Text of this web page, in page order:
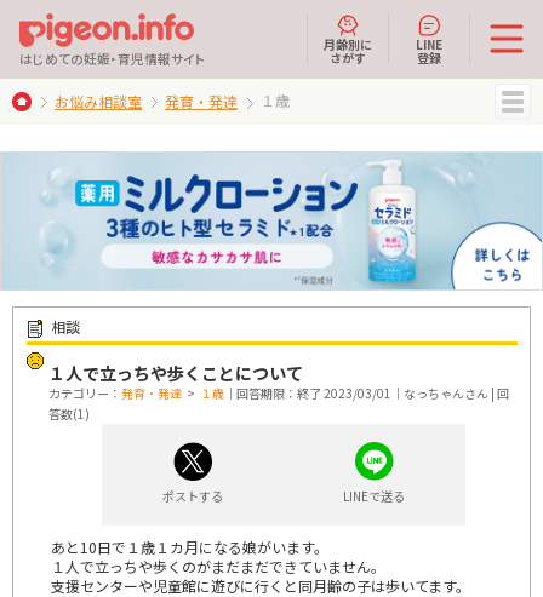
はじめての妊娠・育児情報サイト
月齢別に
さがす
LINE
登録
お悩み相談室 発育・発達 １歳
相談
１人で立っちや歩くことについて
カテゴリー： 発育・発達 > １歳 ｜回答期限：終了 2023/03/01｜なっちゃんさん | 回
答数(1)
ポストする LINEで送る
あと10日で１歳１カ月になる娘がいます。
１人で立っちや歩くのがまだまだできていません。
支援センターや児童館に遊びに行くと同月齢の子は歩いてます。